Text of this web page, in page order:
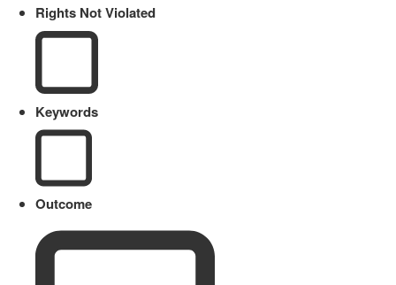
Rights Not Violated
Keywords
Outcome